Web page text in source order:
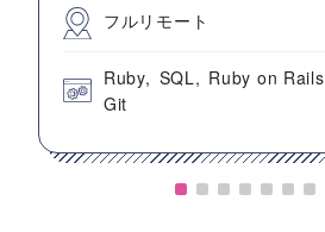
フルリモート
Ruby SQL Ruby on Rails
Git